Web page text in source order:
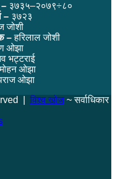
– ३७३५–२०७९÷८०
– ३७२३
जोशी
–हरिलाल जोशी
ओझा
भट्टराई
ओझा
ओझा
| विश्व खोज~ सर्वाधिकार